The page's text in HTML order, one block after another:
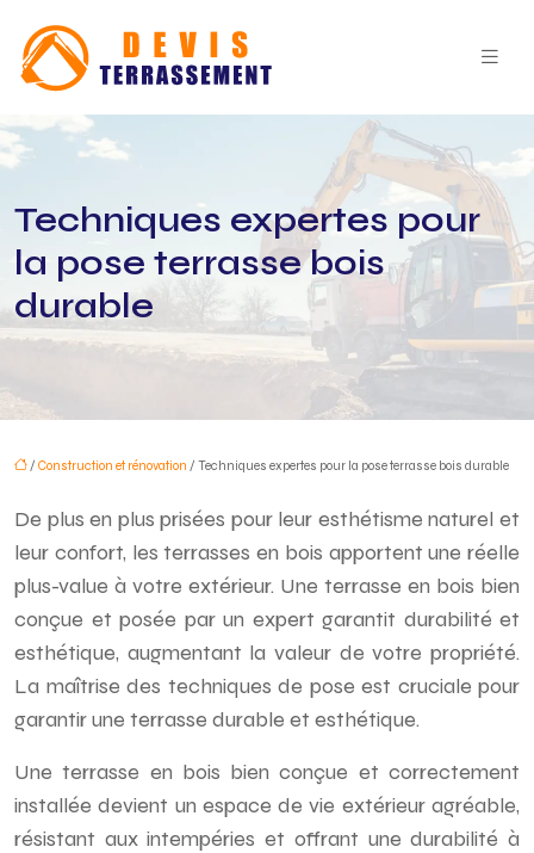
Techniques expertes pour
la pose terrasse bois
durable
/ Construction et rénovation / Techniques expertes pour la pose terrasse bois durable
De plus en plus prisées pour leur esthétisme naturel et
leur confort, les terrasses en bois apportent une réelle
plus-value à votre extérieur. Une terrasse en bois bien
conçue et posée par un expert garantit durabilité et
esthétique, augmentant la valeur de votre propriété.
La maîtrise des techniques de pose est cruciale pour
garantir une terrasse durable et esthétique.
Une terrasse en bois bien conçue et correctement
installée devient un espace de vie extérieur agréable,
résistant aux intempéries et offrant une durabilité à